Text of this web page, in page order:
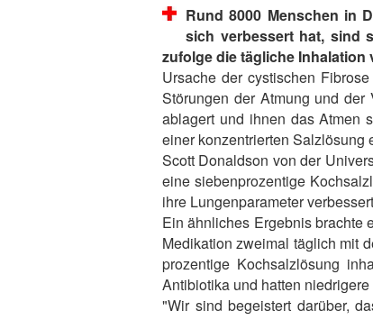
Rund 8000 Menschen in
sich verbessert hat, sind
zufolge die tägliche
Ursache der cystischen
Störungen der Atmung und
ablagert und ihnen das Atmen
einer konzentrierten Salzlösung
Scott Donaldson von der
eine siebenprozentige
ihre Lungenparameter
Ein ähnliches Ergebnis brachte
Medikation zweimal täglich mit
prozentige Kochsalzlösung
Antibiotika und hatten
"Wir sind begeistert darüber,